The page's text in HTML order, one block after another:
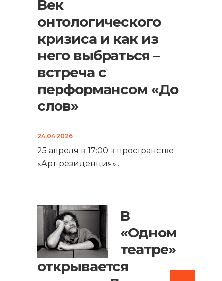
Век
онтологического
кризиса и как из
него выбраться –
встреча с
перформансом «До
слов»
24.04.2026
25 апреля в 17:00 в пространстве
«Арт-резиденция»...
В
«Одном
театре»
открывается